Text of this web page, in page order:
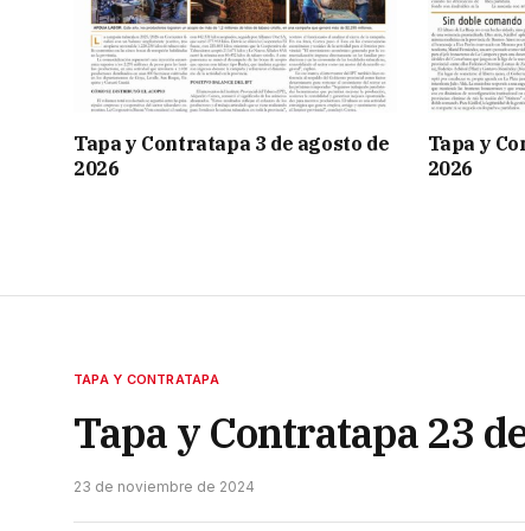
Tapa y Contratapa 3 de agosto de
2026
Tapa y
2026
TAPA Y CONTRATAPA
Tapa y Contratapa 23
23 de noviembre de 2024